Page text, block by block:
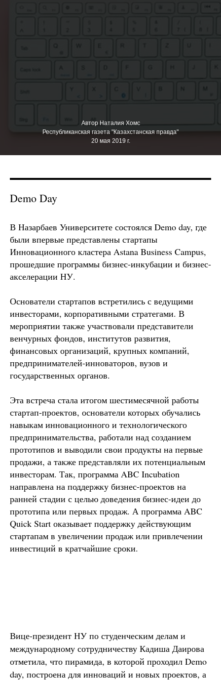
Автор Наталия Хомс
Республиканская газета "Казахстанская правда"
20 мая 2019 г.
Demo Day
В Назарбаев Университете состоялся Demo day, где
были впервые представлены стартапы
Инновационного кластера Astana Business Campus,
прошедшие программы бизнес-инкубации и бизнес-
акселерации НУ.
Основатели стартапов встретились с ведущими
инвесторами, корпоративными стратегами. В
мероприятии также участвовали представители
венчурных фондов, институтов развития,
финансовых организаций, крупных компаний,
предпринимателей-инноваторов, вузов и
государственных органов.
Эта встреча стала итогом шес­тимесячной работы
стартап-проектов, основатели которых обучались
навыкам инновационного и технологического
предпринимательства, работали над созданием
прототипов и выводили свои продукты на первые
продажи, а также представляли их потенциальным
инвесторам. Так, программа ABC Incubation
направлена на поддержку бизнес-проектов на
ранней стадии с целью доведения бизнес-идеи до
прототипа или первых продаж. А программа ABC
Quick Start оказывает поддержку действующим
стартапам в увеличении продаж или привлечении
инвестиций в кратчайшие сроки.
Вице-президент НУ по студенческим делам и
международному сотрудничеству Кадиша Даирова
отметила, что пирамида, в которой проходил Demo
day, построена для инноваций и новых проектов, а